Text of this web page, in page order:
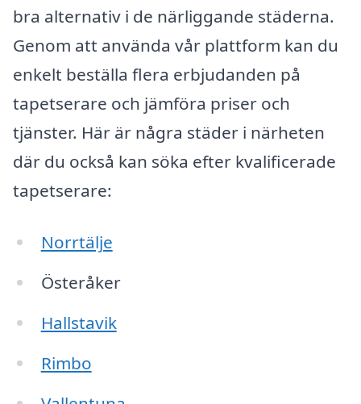
bra alternativ i de närliggande städerna.
Genom att använda vår plattform kan du
enkelt beställa flera erbjudanden på
tapetserare och jämföra priser och
tjänster. Här är några städer i närheten
där du också kan söka efter kvalificerade
tapetserare:
Norrtälje
Österåker
Hallstavik
Rimbo